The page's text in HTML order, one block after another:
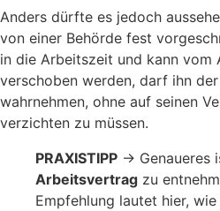
Anders dürfte es jedoch
von einer Behörde fest
in die Arbeitszeit und kann vom
verschoben werden, darf ihn
wahrnehmen, ohne auf seinen
verzichten zu müssen.
PRAXISTIPP → Genaueres
Arbeitsvertrag zu
Empfehlung lautet hier,